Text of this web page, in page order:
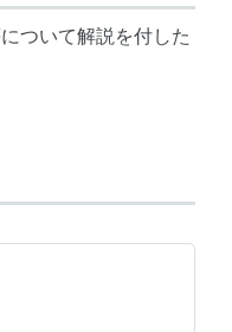
ついて解説を付した